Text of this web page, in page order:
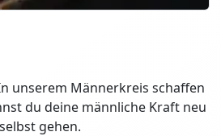
unserem Männerkreis schaffen
du deine männliche Kraft neu
gehen.